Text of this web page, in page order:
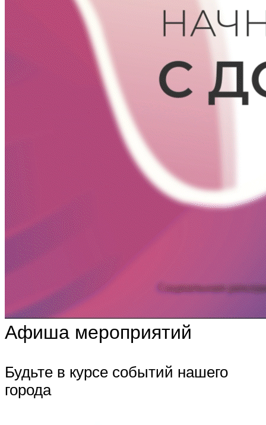
Афиша мероприятий
Будьте в курсе событий нашего
города